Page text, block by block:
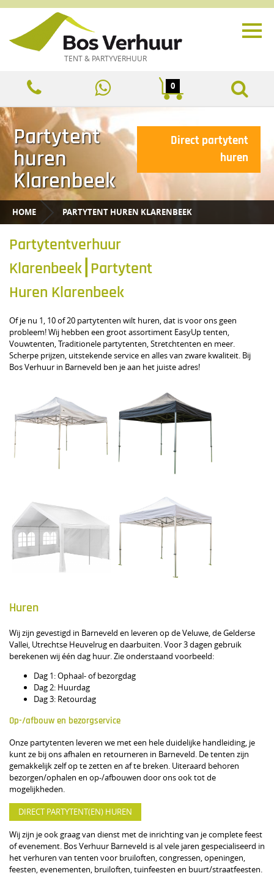
TENT & PARTYVERHUUR
0
Partytent
huren
Klarenbeek
Direct partytent
huren
HOME PARTYTENT HUREN KLARENBEEK
Partytentverhuur
Klarenbeek⎮Partytent
Huren Klarenbeek
Of je nu 1, 10 of 20 partytenten wilt huren, dat is voor ons geen
probleem! Wij hebben een groot assortiment EasyUp tenten,
Vouwtenten, Traditionele partytenten, Stretchtenten en meer.
Scherpe prijzen, uitstekende service en alles van zware kwaliteit. Bij
Bos Verhuur in Barneveld ben je aan het juiste adres!
Huren
Wij zijn gevestigd in Barneveld en leveren op de Veluwe, de Gelderse
Vallei, Utrechtse Heuvelrug en daarbuiten. Voor 3 dagen gebruik
berekenen wij één dag huur. Zie onderstaand voorbeeld:
Dag 1: Ophaal- of bezorgdag
Dag 2: Huurdag
Dag 3: Retourdag
Op-/afbouw en bezorgservice
Onze partytenten leveren we met een hele duidelijke handleiding, je
kunt ze bij ons afhalen en retourneren in Barneveld. De tenten zijn
gemakkelijk zelf op te zetten en af te breken. Uiteraard behoren
bezorgen/ophalen en op-/afbouwen door ons ook tot de
mogelijkheden.
DIRECT PARTYTENT(EN) HUREN
Wij zijn je ook graag van dienst met de inrichting van je complete feest
of evenement. Bos Verhuur Barneveld is al vele jaren gespecialiseerd in
het verhuren van tenten voor bruiloften, congressen, openingen,
feesten, evenementen, bruiloften, tuinfeesten en buurt/straatfeesten.